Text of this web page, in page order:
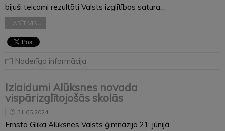
bijuši teicami rezultāti Valsts izglītības satura…
LASĪT VISU
Noderīga informācija
Izlaidumi Alūksnes novada
vispārizglītojošās skolās
31.05.2024
Ernsta Glika Alūksnes Valsts ģimnāzija 21. jūnijā